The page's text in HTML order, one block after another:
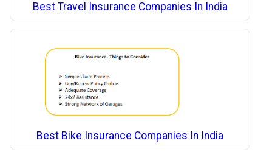
Best Travel Insurance Companies In India
Best Bike Insurance Companies In India